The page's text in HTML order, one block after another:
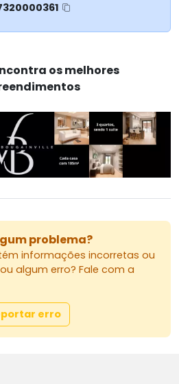
os melhores
problema?
informações incorretas ou
algum erro? Fale com a
erro